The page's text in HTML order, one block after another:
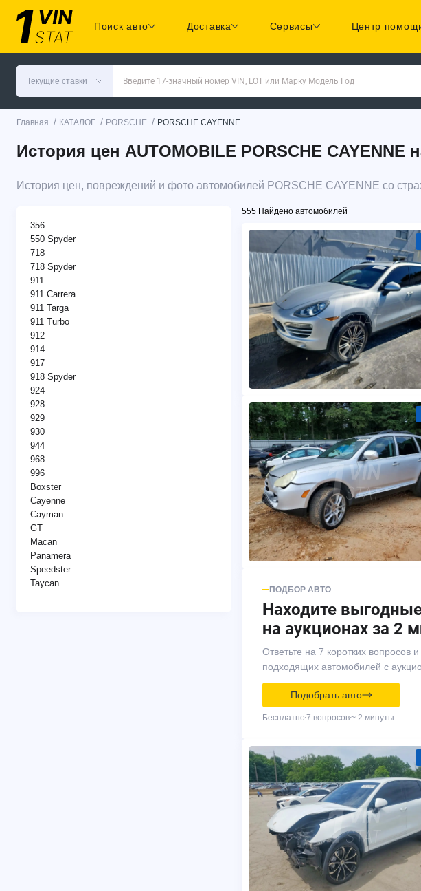
Поиск авто Доставка Сервисы Центр
Текущие ставки Введите 17-значный номер VIN, LOT или Марку Модель Год
Главная / КАТАЛОГ / PORSCHE / PORSCHE CAYENNE
История цен AUTOMOBILE PORSCHE CAYENNE
История цен, повреждений и фото автомобилей PORSCHE CAYENNE со
356
550 Spyder
718
718 Spyder
911
911 Carrera
911 Targa
911 Turbo
912
914
917
918 Spyder
924
928
929
930
944
968
996
Boxster
Cayenne
Cayman
GT
Macan
Panamera
Speedster
Taycan
555 Найдено автомобилей
ПОДБОР АВТО
Находите
на аукционах за 2
Ответьте на 7 коротких вопросов
подходящих автомобилей с
Подобрать авто
Бесплатно 7 вопросов~ 2 минуты